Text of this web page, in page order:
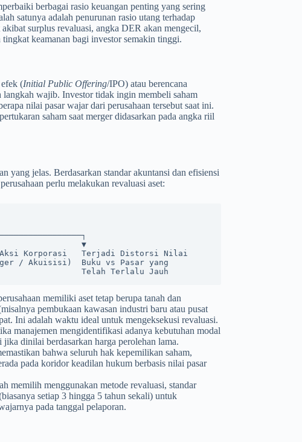
berbagai rasio keuangan penting yang sering
satunya adalah penurunan rasio utang terhadap
surplus revaluasi, angka DER akan mengecil,
keamanan bagi investor semakin tinggi.
(Initial Public Offering/IPO) atau berencana
langkah wajib. Investor tidak ingin membeli saham
nilai pasar wajar dari perusahaan tersebut saat ini.
saham saat merger didasarkan pada angka riil
yang jelas. Berdasarkan standar akuntansi dan efisiensi
perlu melakukan revaluasi aset:
Korporasi   Terjadi Distorsi Nilai
/ Akuisisi)  Buku vs Pasar yang
memiliki aset tetap berupa tanah dan
pembukaan kawasan industri baru atau pusat
Ini adalah waktu ideal untuk mengeksekusi revaluasi.
manajemen mengidentifikasi adanya kebutuhan modal
dinilai berdasarkan harga perolehan lama.
bahwa seluruh hak kepemilikan saham,
pada koridor keadilan hukum berbasis nilai pasar
memilih menggunakan metode revaluasi, standar
setiap 3 hingga 5 tahun sekali) untuk
pada tanggal pelaporan.